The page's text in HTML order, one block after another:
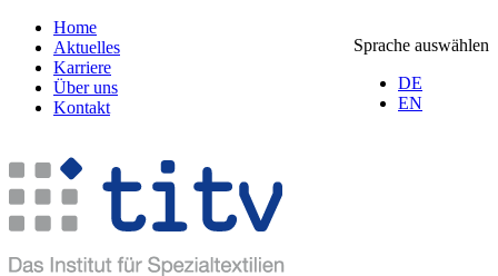
Sprache auswählen
DE
EN
Home
Aktuelles
Karriere
Über uns
Kontakt